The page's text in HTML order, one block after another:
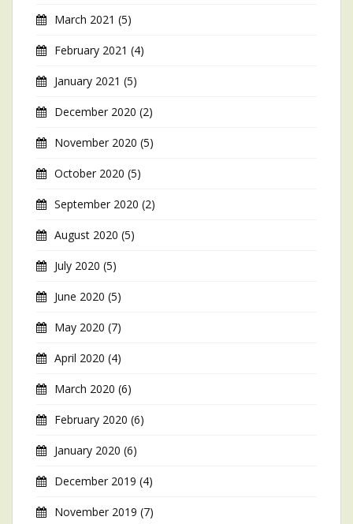
March 2021 (5)
February 2021 (4)
January 2021 (5)
December 2020 (2)
November 2020 (5)
October 2020 (5)
September 2020 (2)
August 2020 (5)
July 2020 (5)
June 2020 (5)
May 2020 (7)
April 2020 (4)
March 2020 (6)
February 2020 (6)
January 2020 (6)
December 2019 (4)
November 2019 (7)